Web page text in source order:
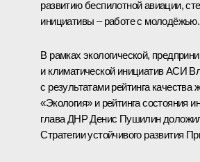
развитию беспилотной авиации,
инициативы – работе с молодёжью.
В рамках экологической,
и климатической инициатив АСИ
с результатами рейтинга качества
«Экология» и рейтинга состояния
глава ДНРДенис Пушилин
Стратегии устойчивого развития